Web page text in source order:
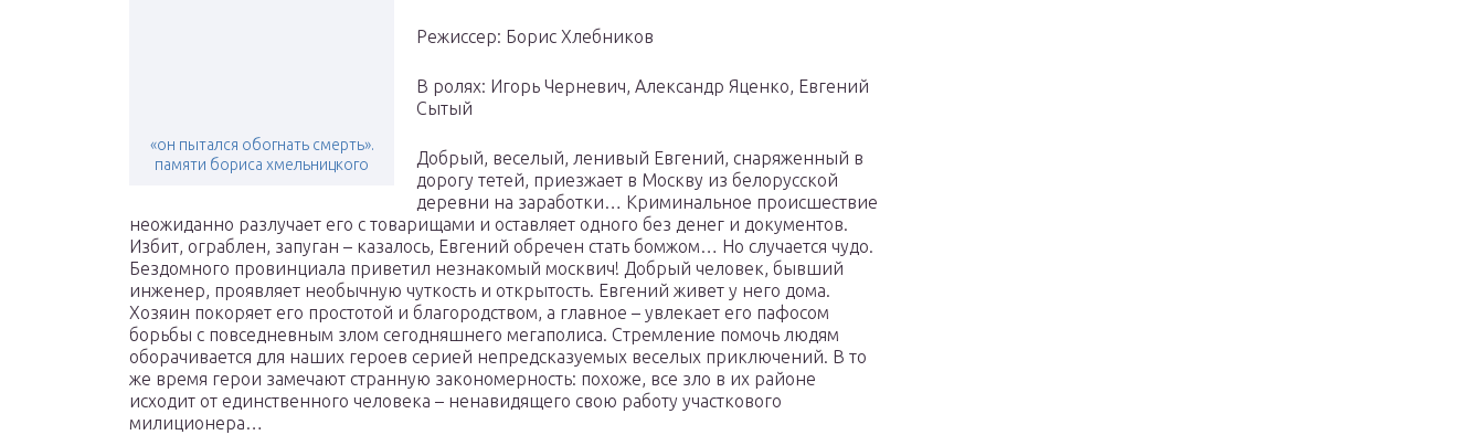
«он пытался обогнать смерть».
памяти бориса хмельницкого
Режиссер: Борис Хлебников
В ролях: Игорь Черневич, Александр Яценко, Евгений
Сытый
Добрый, веселый, ленивый Евгений, снаряженный в
дорогу тетей, приезжает в Москву из белорусской
деревни на заработки… Криминальное происшествие
неожиданно разлучает его с товарищами и оставляет одного без денег и документов.
Избит, ограблен, запуган – казалось, Евгений обречен стать бомжом… Но случается чудо.
Бездомного провинциала приветил незнакомый москвич! Добрый человек, бывший
инженер, проявляет необычную чуткость и открытость. Евгений живет у него дома.
Хозяин покоряет его простотой и благородством, а главное – увлекает его пафосом
борьбы с повседневным злом сегодняшнего мегаполиса. Стремление помочь людям
оборачивается для наших героев серией непредсказуемых веселых приключений. В то
же время герои замечают странную закономерность: похоже, все зло в их районе
исходит от единственного человека – ненавидящего свою работу участкового
милиционера…